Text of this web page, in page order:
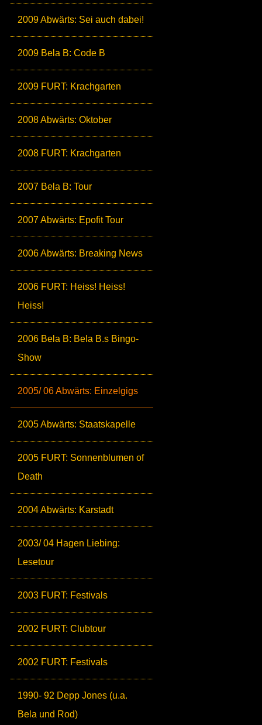
2009 Abwärts: Sei auch dabei!
2009 Bela B: Code B
2009 FURT: Krachgarten
2008 Abwärts: Oktober
2008 FURT: Krachgarten
2007 Bela B: Tour
2007 Abwärts: Epofit Tour
2006 Abwärts: Breaking News
2006 FURT: Heiss! Heiss!
Heiss!
2006 Bela B: Bela B.s Bingo-
Show
2005/ 06 Abwärts: Einzelgigs
2005 Abwärts: Staatskapelle
2005 FURT: Sonnenblumen of
Death
2004 Abwärts: Karstadt
2003/ 04 Hagen Liebing:
Lesetour
2003 FURT: Festivals
2002 FURT: Clubtour
2002 FURT: Festivals
1990- 92 Depp Jones (u.a.
Bela und Rod)